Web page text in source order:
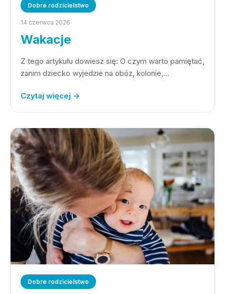
Dobre rodzicielstwo
14 czerwca 2026
Wakacje
Z tego artykułu dowiesz się: O czym warto pamiętać,
zanim dziecko wyjedzie na obóz, kolonie,…
Czytaj więcej →
Dobre rodzicielstwo